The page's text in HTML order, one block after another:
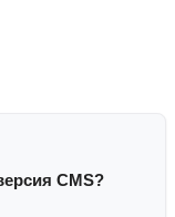
CMS?